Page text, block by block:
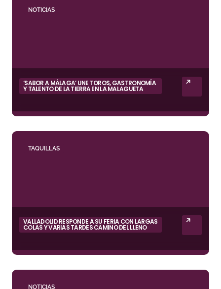
NOTICIAS
‘SABOR A MÁLAGA’ UNE TOROS, GASTRONOMÍA
Y TALENTO DE LA TIERRA EN LA MALAGUETA
TAQUILLAS
VALLADOLID RESPONDE A SU FERIA CON LARGAS
COLAS Y VARIAS TARDES CAMINO DEL LLENO
NOTICIAS